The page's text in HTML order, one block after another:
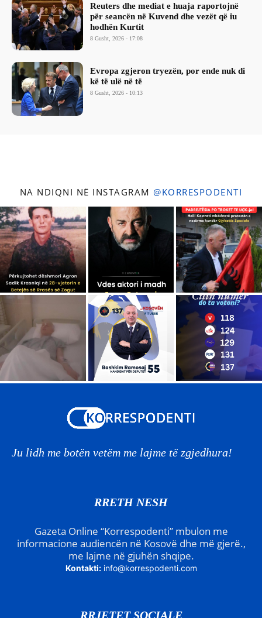
Reuters dhe mediat e huaja raportojnë
për seancën në Kuvend dhe vezët që iu
hodhën Kurtit
8 Gusht, 2026 - 17:08
Evropa zgjeron tryezën, por ende nuk di
kë të ulë në të
8 Gusht, 2026 - 10:13
NA NDIQNI NË INSTAGRAM @KORRESPODENTI
Ju lidh me botën vetëm me lajme të zgjedhura!
RRETH NESH
Gazeta Online “Korrespodenti” mbulon me
informacione audiencën në Kosovë dhe më gjerë.,
me lajme në gjuhën shqipe.
Kontakti: info@korrespodenti.com
RRJETET SOCIALE